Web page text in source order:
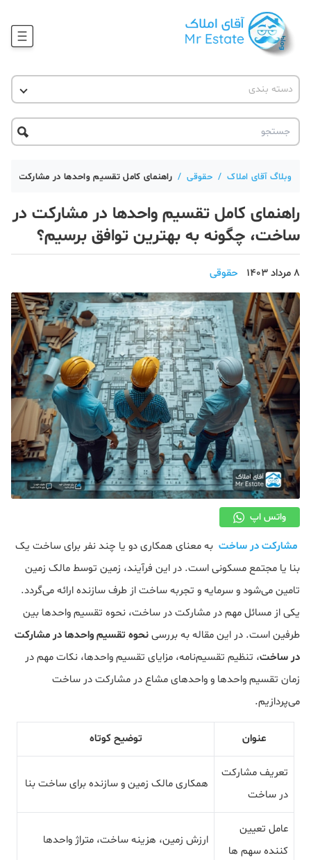
آموزش املاک
حقوقی
آکادمی
دسته بندی
آقای مشاور املاک
آکادمی آقای املاک
آموزش املاک
آموزش پلتفرم آقای املاک
تحلیل مسکن
دکوراسیون
صنعت ساختمان
محله گردی
معماری
ملکی
همایش و نمایشگاه
وبلاگ آقای املاک / حقوقی / راهنمای کامل تقسیم واحدها در مشارکت
راهنمای کامل تقسیم واحدها در مشارکت در
ساخت، چگونه به بهترین توافق برسیم؟
8 مرداد 1403 حقوقی
واتس اپ
مشارکت در ساخت به معنای همکاری دو یا چند نفر برای ساخت یک
بنا یا مجتمع مسکونی است. در این فرآیند، زمین توسط مالک زمین
تامین می‌شود و سرمایه و تجربه ساخت از طرف سازنده ارائه می‌گردد.
یکی از مسائل مهم در مشارکت در ساخت، نحوه تقسیم واحدها بین
طرفین است. در این مقاله به بررسینحوه تقسیم واحدها در مشارکت
در ساخت، تنظیم تقسیم‌نامه، مزایای تقسیم واحدها، نکات مهم در
زمان تقسیم واحدها و واحدهای مشاع در مشارکت در ساخت
می‌پردازیم.
عنوان توضیح کوتاه
تعریف مشارکت
در ساخت
همکاری مالک زمین و سازنده برای ساخت بنا
عامل تعیین
کننده سهم ها
ارزش زمین، هزینه ساخت، متراژ واحدها